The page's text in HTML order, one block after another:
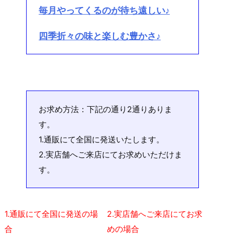
毎月やってくるのが待ち遠しい♪
四季折々の味と楽しむ豊かさ♪
お求め方法：下記の通り2通りありま
す。
1.通販にて全国に発送いたします。
2.実店舗へご来店にてお求めいただけま
す。
1.通販にて全国に発送の場
合
2.実店舗へご来店にてお求
めの場合